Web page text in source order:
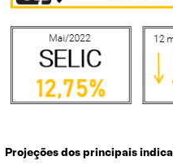
Projeções dos principais